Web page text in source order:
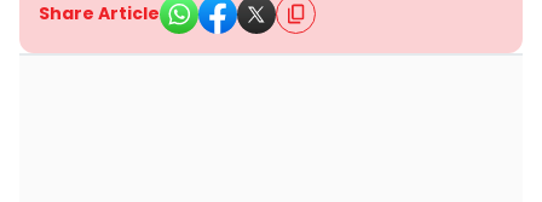
Share Article